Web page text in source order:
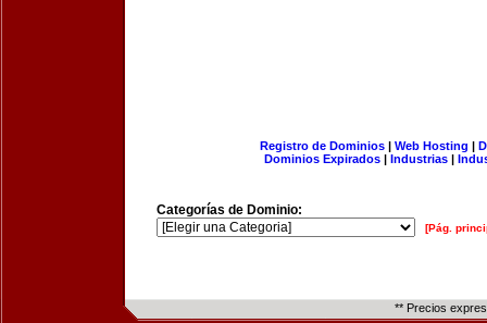
Registro de Dominios| Web Hosting |
Dominios Expirados | Industrias |
Categorías de Dominio:
[Pág.
** Precios